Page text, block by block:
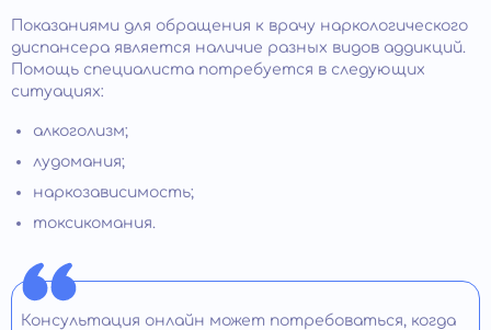
Показаниями для обращения к врачу наркологического
диспансера является наличие разных видов аддикций.
Помощь специалиста потребуется в следующих
ситуациях:
алкоголизм;
лудомания;
наркозависимость;
токсикомания.
Консультация онлайн может потребоваться, когда